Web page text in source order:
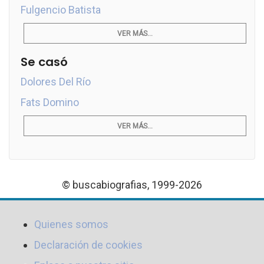
Fulgencio Batista
VER MÁS...
Se casó
Dolores Del Río
Fats Domino
VER MÁS...
© buscabiografias, 1999-2026
Quienes somos
Declaración de cookies